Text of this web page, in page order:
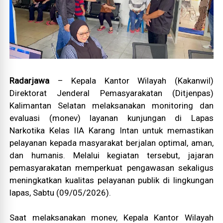
Radarjawa – Kepala Kantor Wilayah (Kakanwil)
Direktorat Jenderal Pemasyarakatan (Ditjenpas)
Kalimantan Selatan melaksanakan monitoring dan
evaluasi (monev) layanan kunjungan di Lapas
Narkotika Kelas IIA Karang Intan untuk memastikan
pelayanan kepada masyarakat berjalan optimal, aman,
dan humanis. Melalui kegiatan tersebut, jajaran
pemasyarakatan memperkuat pengawasan sekaligus
meningkatkan kualitas pelayanan publik di lingkungan
lapas, Sabtu (09/05/2026).
Saat melaksanakan monev, Kepala Kantor Wilayah